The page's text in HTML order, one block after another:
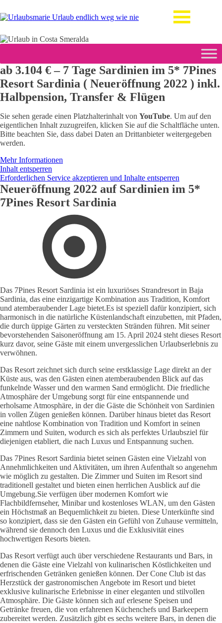
ab 3.104 € – 7 Tage Sardinien im 5* 7Pines
Resort Sardinia ( Neueröffnung 2022 ) inkl.
Halbpension, Transfer & Flügen
Sie sehen gerade einen Platzhalterinhalt von YouTube. Um auf den
eigentlichen Inhalt zuzugreifen, klicken Sie auf die Schaltfläche unten.
Bitte beachten Sie, dass dabei Daten an Drittanbieter weitergegeben
werden.
Mehr Informationen
Inhalt entsperren
Erforderlichen Service akzeptieren und Inhalte entsperren
Neueröffnung 2022 auf Sardinien im 5*
7Pines Resort Sardinia
Das 7Pines Resort Sardinia ist ein luxuriöses Strandresort in Baja
Sardinia, das eine einzigartige Kombination aus Tradition, Komfort
und atemberaubender Lage bietet.Es ist speziell dafür konzipiert, sich
harmonisch in die natürliche Küstenlandschaft einzubetten, mit Pfaden,
die durch üppige Gärten zu versteckten Stränden führen. Mit seiner
bevorstehenden Saisoneröffnung am 15. April 2024 steht dieses Resort
kurz davor, seine Gäste mit einem unvergesslichen Urlaubserlebnis zu
verwöhnen.
Das Resort zeichnet sich durch seine erstklassige Lage direkt an der
Küste aus, was den Gästen einen atemberaubenden Blick auf das
funkelnde Wasser und den warmen Sand ermöglicht. Die friedliche
Atmosphäre der Umgebung sorgt für eine entspannende und
erholsame Atmosphäre, in der die Gäste die Schönheit von Sardinien
in vollen Zügen genießen können. Darüber hinaus bietet das Resort
eine nahtlose Kombination von Tradition und Komfort in seinen
Zimmern und Suiten, wodurch es sich als perfektes Urlaubsziel für
diejenigen etabliert, die nach Luxus und Entspannung suchen.
Das 7Pines Resort Sardinia bietet seinen Gästen eine Vielzahl von
Annehmlichkeiten und Aktivitäten, um ihren Aufenthalt so angenehm
wie möglich zu gestalten. Die Zimmer und Suiten im Resort sind
traditionell gestaltet und bieten einen herrlichen Ausblick auf die
Umgebung.Sie verfügen über modernen Komfort wie
Flachbildfernseher, Minibar und kostenloses WLAN, um den Gästen
ein Höchstmaß an Bequemlichkeit zu bieten. Diese Unterkünfte sind
so konzipiert, dass sie den Gästen ein Gefühl von Zuhause vermitteln,
während sie dennoch den Luxus und die Exklusivität eines
hochwertigen Resorts bieten.
Das Resort verfügt auch über verschiedene Restaurants und Bars, in
denen die Gäste eine Vielzahl von kulinarischen Köstlichkeiten und
erfrischenden Getränken genießen können. Der Cone Club ist das
Herzstück der gastronomischen Angebote im Resort und bietet
exklusive kulinarische Erlebnisse in einer eleganten und stilvollen
Atmosphäre. Die Gäste können sich auf erlesene Speisen und
Getränke freuen, die von erfahrenen Küchenchefs und Barkeepern
zubereitet werden. Zusätzlich gibt es sechs weitere Bars, in denen die